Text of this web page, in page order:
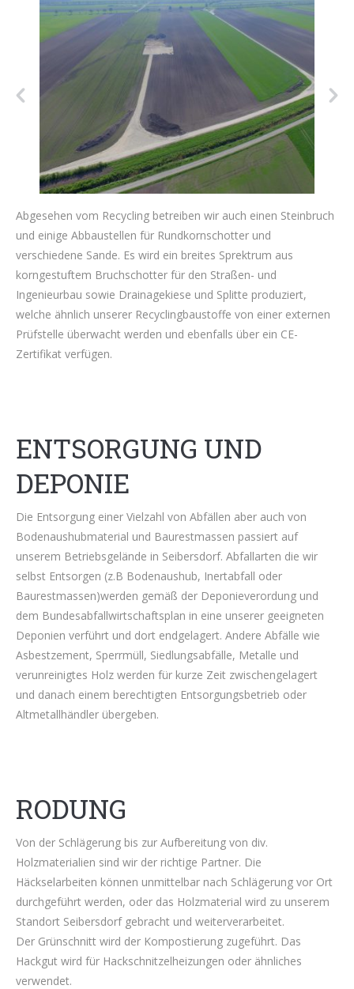
Abgesehen vom Recycling betreiben wir auch einen Steinbruch
und einige Abbaustellen für Rundkornschotter und
verschiedene Sande. Es wird ein breites Sprektrum aus
korngestuftem Bruchschotter für den Straßen- und
Ingenieurbau sowie Drainagekiese und Splitte produziert,
welche ähnlich unserer Recyclingbaustoffe von einer externen
Prüfstelle überwacht werden und ebenfalls über ein CE-
Zertifikat verfügen.
ENTSORGUNG UND
DEPONIE
Die Entsorgung einer Vielzahl von Abfällen aber auch von
Bodenaushubmaterial und Baurestmassen passiert auf
unserem Betriebsgelände in Seibersdorf. Abfallarten die wir
selbst Entsorgen (z.B Bodenaushub, Inertabfall oder
Baurestmassen)werden gemäß der Deponieverordung und
dem Bundesabfallwirtschaftsplan in eine unserer geeigneten
Deponien verführt und dort endgelagert. Andere Abfälle wie
Asbestzement, Sperrmüll, Siedlungsabfälle, Metalle und
verunreinigtes Holz werden für kurze Zeit zwischengelagert
und danach einem berechtigten Entsorgungsbetrieb oder
Altmetallhändler übergeben.
RODUNG
Von der Schlägerung bis zur Aufbereitung von div.
Holzmaterialien sind wir der richtige Partner. Die
Häckselarbeiten können unmittelbar nach Schlägerung vor Ort
durchgeführt werden, oder das Holzmaterial wird zu unserem
Standort Seibersdorf gebracht und weiterverarbeitet.
Der Grünschnitt wird der Kompostierung zugeführt. Das
Hackgut wird für Hackschnitzelheizungen oder ähnliches
verwendet.